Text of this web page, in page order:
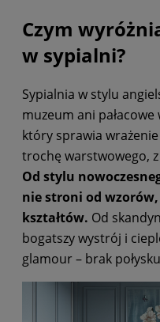
Czym
w sypialni?
Sypialnia w stylu
muzeum ani
który sprawia wrażenie
trochę warstwowego,
Od stylu
nie stroni od
kształtów. Od
bogatszy wystrój i
glamour – brak